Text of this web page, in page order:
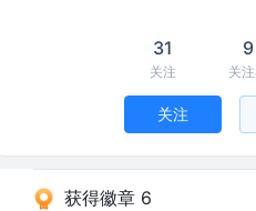
31
关注
9
关
关注
获得徽章 6